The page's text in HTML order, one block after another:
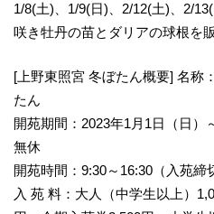
1/8(土)、1/9(日)、2/12(土)、2/
咲き牡丹の苗とダリアの球根を
[上野東照宮 冬ぼたん概要] 名称
たん
開苑期間：2023年1月1日（日
無休
開苑時間：9:30～16:30（入苑締
入 苑 料：大人（中学生以上）